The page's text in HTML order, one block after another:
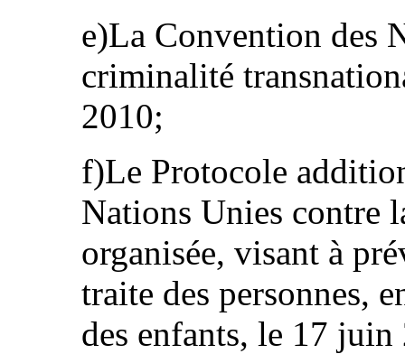
e)La Convention des
criminalité
2010;
f)Le Protocole
Nations Unies contre
organisée, visant à
traite des personnes,
des enfants, le 17 juin